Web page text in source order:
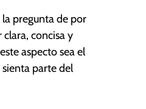
la pregunta de por
concisa y
aspecto sea el
parte del